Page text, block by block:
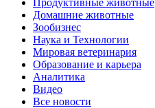
Домашние животные
Зообизнес
Наука и Технологии
Мировая ветеринария
Образование и карьера
Аналитика
Видео
Все новости